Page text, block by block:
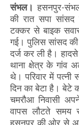
संभल। हसनपुर-संभल
की रात सपा सांसद
टक्कर से बाइक
गई। पुलिस सांसद
दर्ज कर ली है।
थाना क्षेत्र के गांव
थे। परिवार में
दिन का बेटा है। बेटे
चमरौआ निवासी
वापस लौटते समय
हसनपुर की ओर से आ